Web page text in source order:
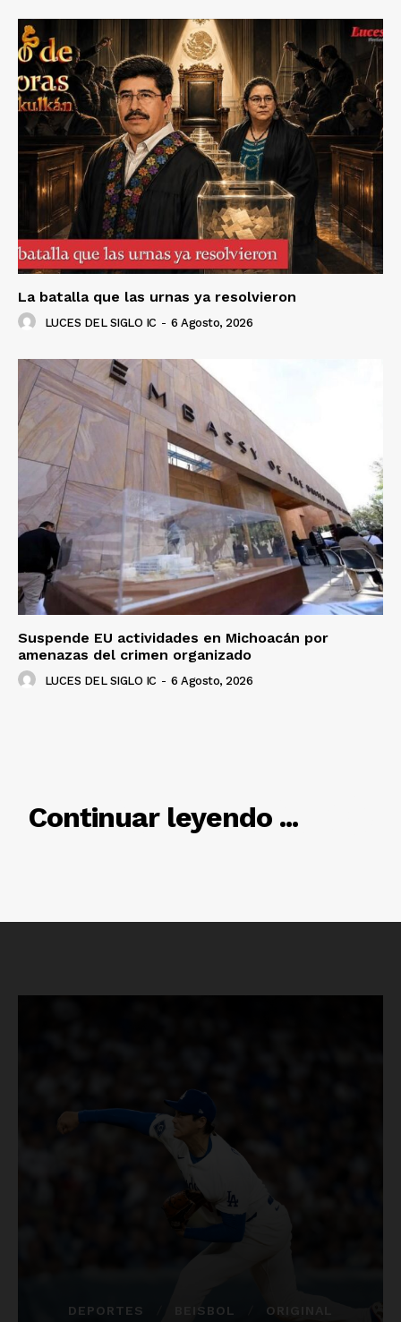
La batalla que las urnas ya resolvieron
LUCES DEL SIGLO IC - 6 Agosto, 2026
Suspende EU actividades en Michoacán por
amenazas del crimen organizado
LUCES DEL SIGLO IC - 6 Agosto, 2026
Continuar leyendo ...
RELACIONADO